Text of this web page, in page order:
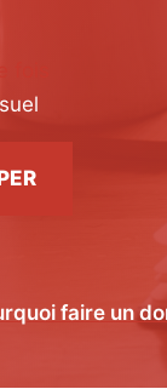
faire un